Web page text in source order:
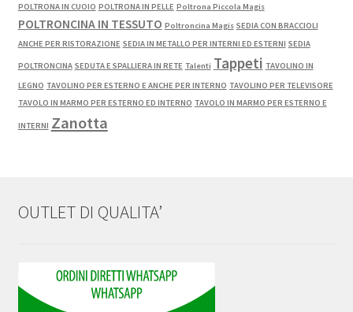
POLTRONA IN CUOIO POLTRONA IN PELLE Poltrona Piccola Magis
POLTRONCINA IN TESSUTO Poltroncina Magis SEDIA CON BRACCIOLI
ANCHE PER RISTORAZIONE SEDIA IN METALLO PER INTERNI ED ESTERNI SEDIA
POLTRONCINA SEDUTA E SPALLIERA IN RETE Talenti Tappeti TAVOLINO IN
LEGNO TAVOLINO PER ESTERNO E ANCHE PER INTERNO TAVOLINO PER TELEVISORE
TAVOLO IN MARMO PER ESTERNO ED INTERNO TAVOLO IN MARMO PER ESTERNO E
INTERNI Zanotta
OUTLET DI QUALITA’